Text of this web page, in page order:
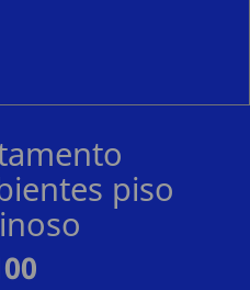
piso